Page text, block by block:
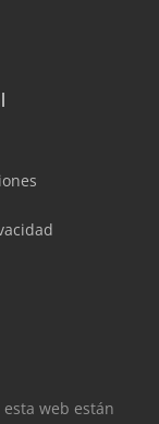
web están